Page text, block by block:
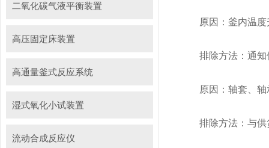
二氧化碳气液平衡装置
高压固定床装置
高通量釜式反应系统
湿式氧化小试装置
流动合成反应仪
原因：釜内温度升
排除方法：通知供
原因：轴套、轴
排除方法：与供